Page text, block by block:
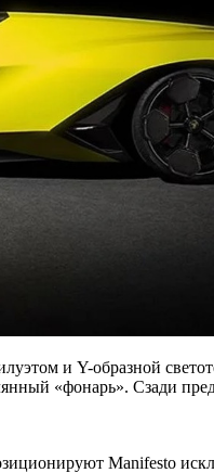
и Y-образной
«фонарь». Сзади
Manifesto